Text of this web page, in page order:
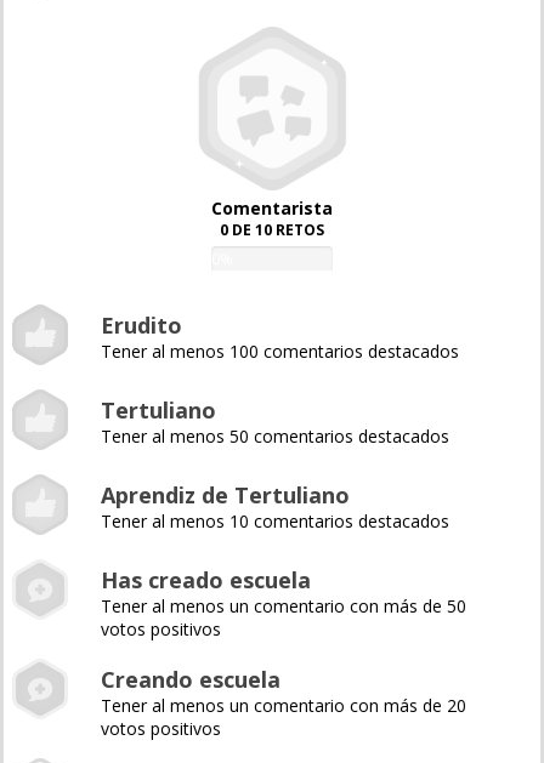
Comentarista
0 DE 10 RETOS
Erudito
Tener al menos 100 comentarios destacados
Tertuliano
Tener al menos 50 comentarios destacados
Aprendiz de Tertuliano
Tener al menos 10 comentarios destacados
Has creado escuela
Tener al menos un comentario con más de 50
votos positivos
Creando escuela
Tener al menos un comentario con más de 20
votos positivos